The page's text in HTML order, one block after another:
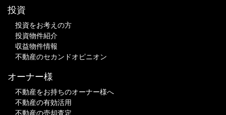
投資
投資をお考えの方
投資物件紹介
収益物件情報
不動産のセカンドオピニオン
オーナー様
不動産をお持ちのオーナー様へ
不動産の有効活用
不動産の売却査定